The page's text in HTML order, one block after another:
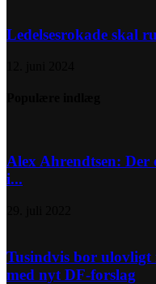
Ledelsesrokade skal
Alex Ahrendtsen: Der
i...
Tusindvis bor ulovligt
med nyt DF-forslag